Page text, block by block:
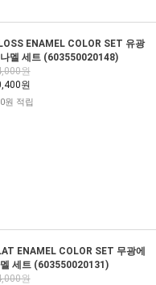
ENAMEL COLOR SET 유광
멜 세트 (603550020148)
원
원
원 적립
ENAMEL COLOR SET 무광에
세트 (603550020131)
원